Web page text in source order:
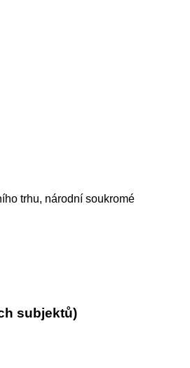
trhu, národní soukromé
subjektů)